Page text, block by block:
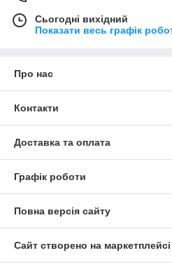
Сьогодні вихідний
Показати весь графік
Про нас
Контакти
Доставка та оплата
Графік роботи
Повна версія сайту
Сайт створено на маркетплейсі